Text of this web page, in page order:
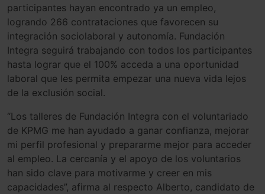
participantes hayan encontrado ya un empleo,
logrando 266 contrataciones que favorecen su
integración sociolaboral y autonomía. Fundación
Integra seguirá trabajando con todos los participantes
hasta lograr que el 100% acceda a una oportunidad
laboral que les permita empezar una nueva vida lejos
de la exclusión social.
“Los talleres de Fundación Integra con el voluntariado
de KPMG me han ayudado a ganar confianza, mejorar
mi perfil profesional y prepararme mejor para acceder
al empleo. La cercanía y el apoyo de los voluntarios
han sido clave para motivarme y creer en mis
capacidades”, afirma al respecto Alberto, candidato de